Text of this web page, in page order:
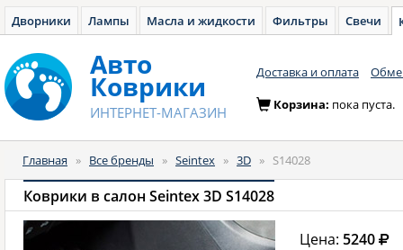
Дворники Лампы Масла и жидкости Фильтры Свечи
Авто
Коврики
ИНТЕРНЕТ-МАГАЗИН
Доставка и оплата
Корзина: пока пуста.
Главная » Все бренды » Seintex » 3D » S14028
Коврики в салон Seintex 3D S14028
Цена: 5240